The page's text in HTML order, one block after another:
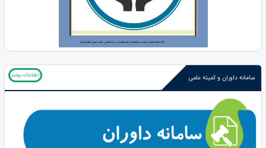
سامانه داوران و کمیته علمی اطلاعات بیشتر